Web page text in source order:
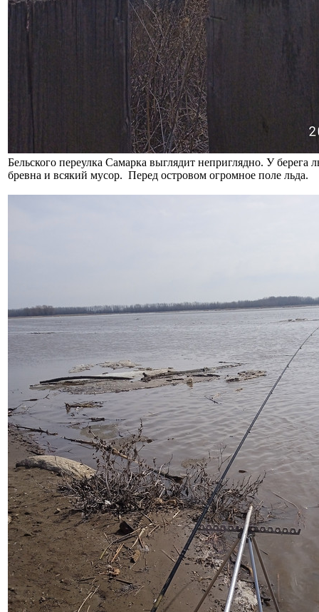
Бельского переулка Самарка выглядит неприглядно. У берега
бревна и всякий мусор. Перед островом огромное поле льда.